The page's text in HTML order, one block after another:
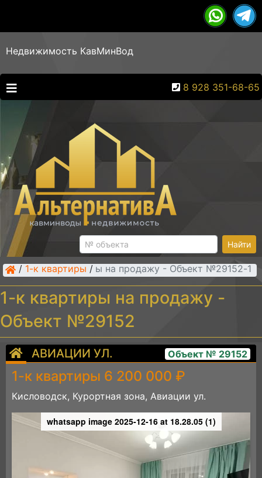
Недвижимость КавМинВод
8 928 351-68-65
Найти
/ 1-к квартиры / 1-к квартиры на продажу - Объект №29152
1-к квартиры на продажу -
Объект №29152
АВИАЦИИ УЛ. Объект № 29152
1-к квартиры 6 200 000 ₽
Кисловодск, Курортная зона, Авиации ул.
whatsapp image 2025-12-16 at 18.28.05 (1)